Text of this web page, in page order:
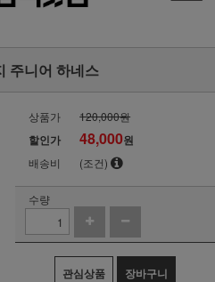
주니어 하네스
상품가 120,000원
할인가 48,000원
배송비 (조건)
수량
관심상품 장바구니